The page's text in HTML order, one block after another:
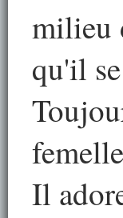
milieu
qu'il
Il